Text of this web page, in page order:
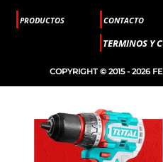
PRODUCTOS CONTACTO
TERMINOS Y
COPYRIGHT © 2015 - 2026